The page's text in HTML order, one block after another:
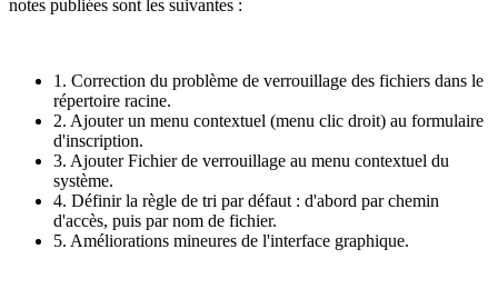
notes publiées sont les suivantes :
1. Correction du problème de verrouillage des fichiers dans le
répertoire racine.
2. Ajouter un menu contextuel (menu clic droit) au formulaire
d'inscription.
3. Ajouter Fichier de verrouillage au menu contextuel du
système.
4. Définir la règle de tri par défaut : d'abord par chemin
d'accès, puis par nom de fichier.
5. Améliorations mineures de l'interface graphique.